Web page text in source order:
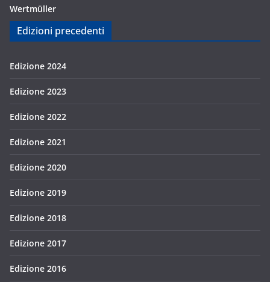
Wertmüller
Edizioni precedenti
Edizione 2024
Edizione 2023
Edizione 2022
Edizione 2021
Edizione 2020
Edizione 2019
Edizione 2018
Edizione 2017
Edizione 2016